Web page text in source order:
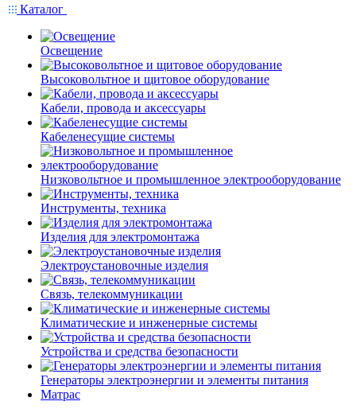
Каталог
Освещение
Высоковольтное и щитовое оборудование
Кабели, провода и аксессуары
Кабеленесущие системы
Низковольтное и промышленное электрооборудование
Инструменты, техника
Изделия для электромонтажа
Электроустановочные изделия
Связь, телекоммуникации
Климатические и инженерные системы
Устройства и средства безопасности
Генераторы электроэнергии и элементы питания
Матрас